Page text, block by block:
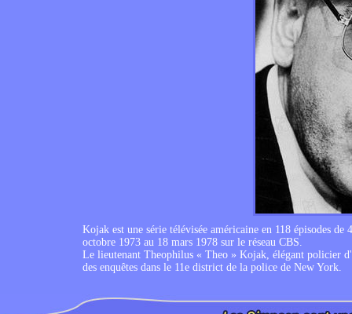
Kojak est une série télévisée américaine en 118 épisodes
octobre 1973 au 18 mars 1978 sur le réseau CBS.
Le lieutenant Theophilus « Theo » Kojak, élégant policier
des enquêtes dans le 11e district de la police de New York.